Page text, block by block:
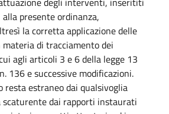
alla presente ordinanza,
la corretta applicazione delle
di tracciamento dei
agli articoli 3 e 6 della legge 13
136 e successive modificazioni.
resta estraneo dai qualsivoglia
scaturente dai rapporti instaurati